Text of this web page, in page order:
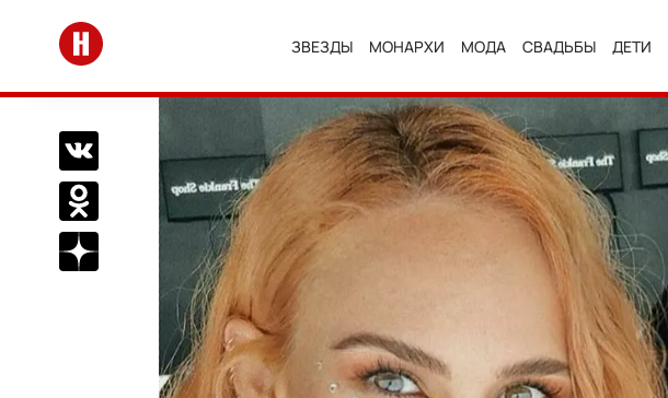
Перейти на главную
ЗВЕЗДЫ МОНАРХИ МОДА СВАДЬБЫ ДЕТИ
Поделиться Вконтакте
Поделиться в Одноклассниках
Подписаться на нас в Дзен